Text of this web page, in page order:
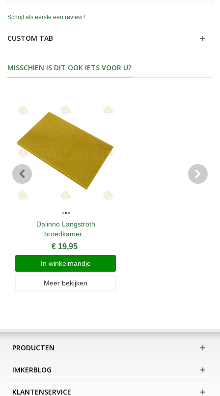
Schrijf als eerste een review !
CUSTOM TAB
MISSCHIEN IS DIT OOK IETS VOOR U?
Dalinno Langstroth
broedkamer...
€ 19,95
In winkelmandje
Meer bekijken
PRODUCTEN
IMKERBLOG
KLANTENSERVICE